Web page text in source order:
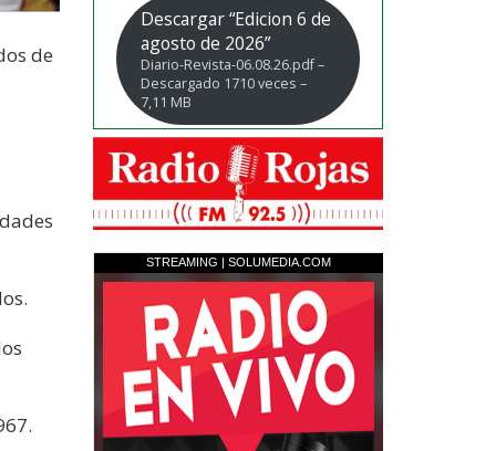
de
Descargar “Edicion 6 de
agosto de 2026”
Diario-Revista-06.08.26.pdf –
Descargado 1710 veces –
7,11 MB